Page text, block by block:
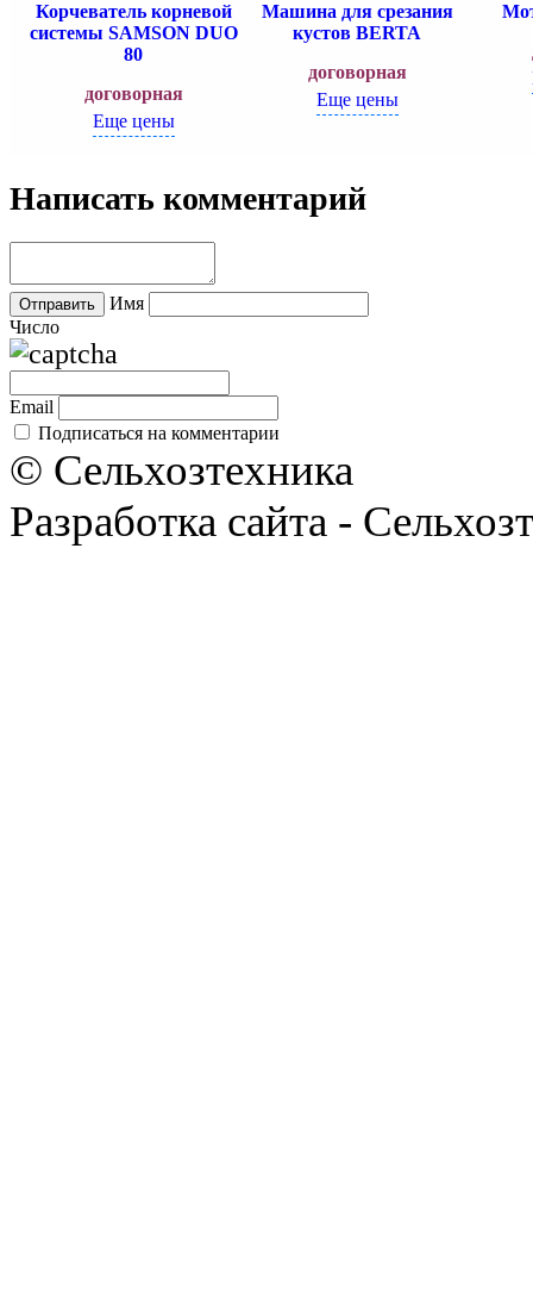
Корчеватель корневой
системы SAMSON DUO
80
договорная
Еще цены
Машина для срезания
кустов BERTA
договорная
Еще цены
Написать комментарий
Имя
Число
Email
Подписаться на комментарии
© Сельхозтехника
Разработка сайта -